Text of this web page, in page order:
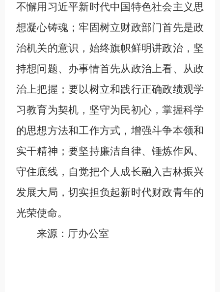
不懈用习近平新时代中国特色社会主义思
想凝心铸魂；牢固树立财政部门首先是政
治机关的意识，始终旗帜鲜明讲政治，坚
持想问题、办事情首先从政治上看、从政
治上把握；要以树立和践行正确政绩观学
习教育为契机，坚守为民初心，掌握科学
的思想方法和工作方式，增强斗争本领和
实干精神；要坚持廉洁自律、锤炼作风、
守住底线，自觉把个人成长融入吉林振兴
发展大局，切实担负起新时代财政青年的
光荣使命。
来源：厅办公室